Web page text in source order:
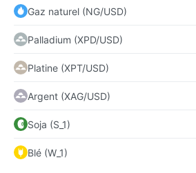
Gaz naturel (NG/USD)
Palladium (XPD/USD)
Platine (XPT/USD)
Argent (XAG/USD)
Soja (S_1)
Blé (W_1)